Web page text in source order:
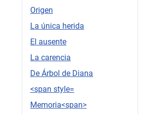
Origen
La única herida
El ausente
La carencia
De Árbol de Diana
<span style=
Memoria<span>